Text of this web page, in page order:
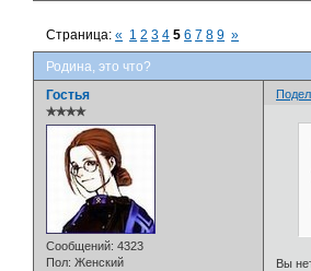
Родина, это что?
Страница:« 1 2 3 4 5 6 7 8 9 »
Гостья
✯✯✯✯
Сообщений: 4323
Пол: Женский
Вы